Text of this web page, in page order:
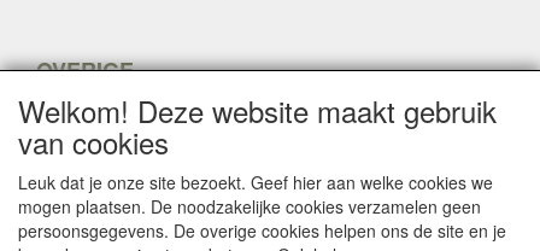
OVERIGE
Veteranen
Nieuws
Inkoop
Herroepingslink aanvragen
Welkom! Deze website maakt gebruik
van cookies
Leuk dat je onze site bezoekt. Geef hier aan welke cookies we
mogen plaatsen. De noodzakelijke cookies verzamelen geen
persoonsgegevens. De overige cookies helpen ons de site en je